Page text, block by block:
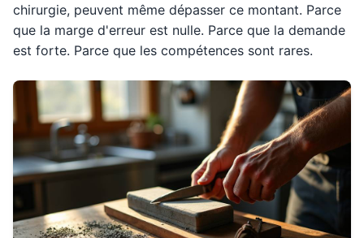
chirurgie, peuvent même dépasser ce montant. Parce
que la marge d'erreur est nulle. Parce que la demande
est forte. Parce que les compétences sont rares.